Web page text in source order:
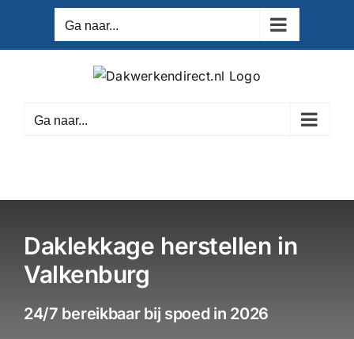
inhoud
Ga naar...
Ga naar...
Daklekkage herstellen in
Valkenburg
24/7 bereikbaar bij spoed in 2026